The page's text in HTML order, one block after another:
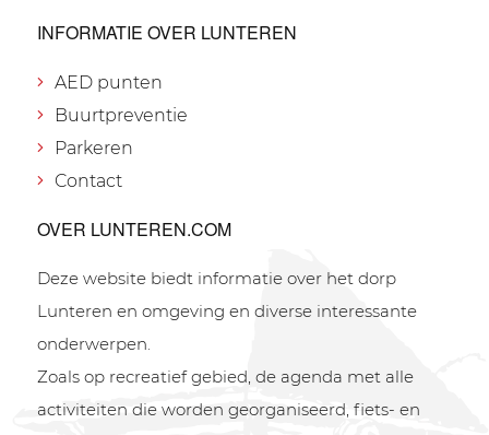
INFORMATIE OVER LUNTEREN
AED punten
Buurtpreventie
Parkeren
Contact
OVER LUNTEREN.COM
Deze website biedt informatie over het dorp
Lunteren en omgeving en diverse interessante
onderwerpen.
Zoals op recreatief gebied, de agenda met alle
activiteiten die worden georganiseerd, fiets- en